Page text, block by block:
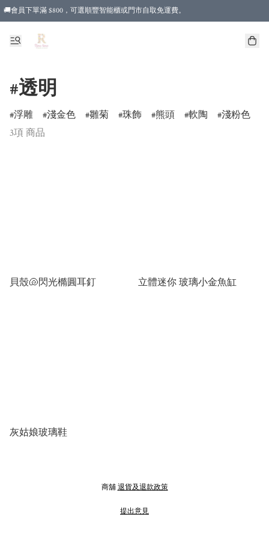
🚚會員下單滿 $800，可選順豐智能櫃或門市自取免運費。
#透明
浮雕 淺金色 雛菊 珠飾 熊頭 軟陶 淺粉色
3項 商品
貝殼🐚閃光橢圓耳釘 立體迷你 玻璃小金魚缸
灰姑娘玻璃鞋
商舖 退貨及退款政策
提出意見